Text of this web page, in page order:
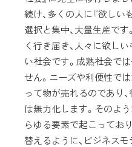
続け、多くの人に『欲しい
選択と集中、大量生産で
く行き届き、人々に欲し
い社会です。成熟社会で
せん。ニーズや利便性では
って物が売れるのであり
は無力化します。そのよ
らゆる要素で起こってお
替えるように、ビジネス